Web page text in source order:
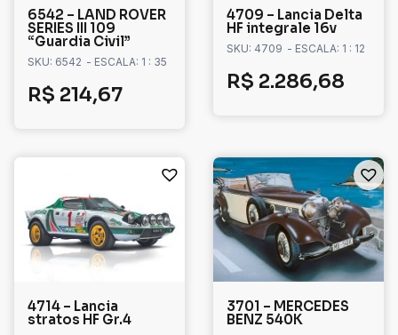
6542 – LAND ROVER
SERIES III 109
“Guardia Civil”
SKU: 6542 - ESCALA: 1 : 35
R$ 214,67
4709 – Lancia Delta
HF integrale 16v
SKU: 4709 - ESCALA: 1 : 12
R$ 2.286,68
4714 – Lancia
stratos HF Gr.4
3701 – MERCEDES
BENZ 540K